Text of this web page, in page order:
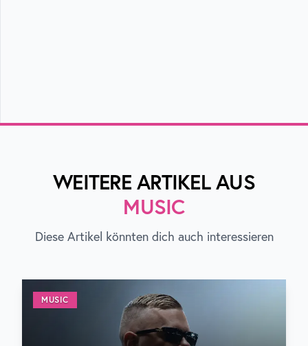
WEITERE ARTIKEL AUS
MUSIC
Diese Artikel könnten dich auch interessieren
MUSIC